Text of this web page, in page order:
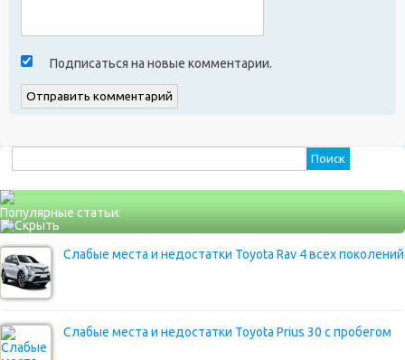
Подписаться на новые комментарии.
Популярные статьи:
Слабые места и недостатки Toyota Rav 4 всех поколений
Слабые места и недостатки Toyota Prius 30 с пробегом